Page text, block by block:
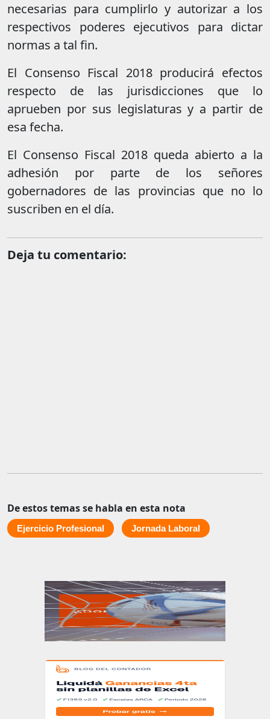
necesarias para cumplirlo y autorizar a los
respectivos poderes ejecutivos para dictar
normas a tal fin.
El Consenso Fiscal 2018 producirá efectos
respecto de las jurisdicciones que lo
aprueben por sus legislaturas y a partir de
esa fecha.
El Consenso Fiscal 2018 queda abierto a la
adhesión por parte de los señores
gobernadores de las provincias que no lo
suscriben en el día.
Deja tu comentario:
De estos temas se habla en esta nota
Ejercicio Profesional Jornada Laboral